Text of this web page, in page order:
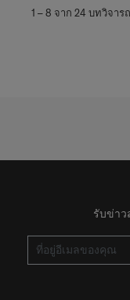
1 –8 จาก 24 บทวิจาร
รับข่าว